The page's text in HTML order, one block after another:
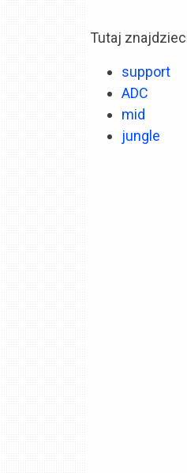
Tutaj
support
ADC
mid
jungle